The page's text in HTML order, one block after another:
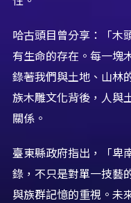
哈古頭目曾分享：「木
有生命的存在。每一塊
錄著我們與土地、山林
族木雕文化背後，人與
關係。
臺東縣政府指出，「卑
錄，不只是對單一技藝
與族群記憶的重視。未